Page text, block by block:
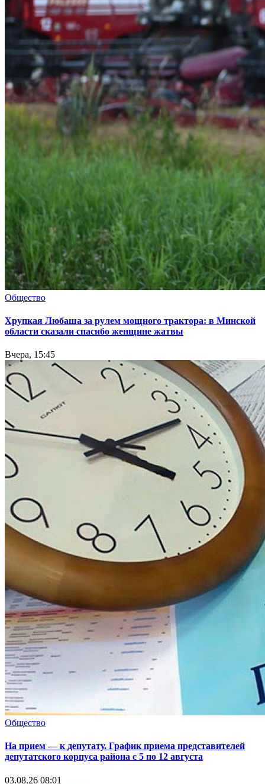
Общество
Хрупкая Любаша за рулем мощного трактора: в Минской
области сказали спасибо женщине жатвы
Вчера, 15:45
Общество
На прием — к депутату. График приема представителей
депутатского корпуса района с 5 по 12 августа
03.08.26 08:01